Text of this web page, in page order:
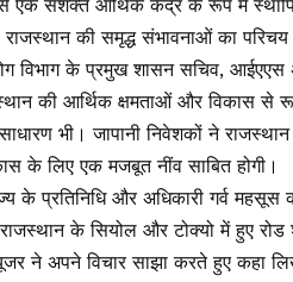
एक सशक्त आर्थिक केंद्र के रूप में
की समृद्ध संभावनाओं का परिचय
विभाग के प्रमुख शासन सचिव, आईएएस
की आर्थिक क्षमताओं और विकास से
भी। जापानी निवेशकों ने
के लिए एक मजबूत नींव साबित होगी।
प्रतिनिधि और अधिकारी गर्व महसूस
के सियोल और टोक्यो में हुए रोड
ने अपने विचार साझा करते हुए कहा